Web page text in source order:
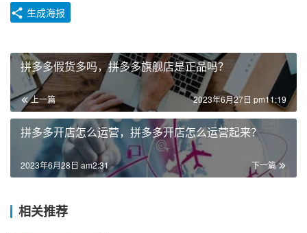
生成海报
拼多多假货多吗，拼多多旗舰店是正品吗？
上一篇 2023年6月27日 pm11:19
拼多多开店怎么运营，拼多多开店怎么运营起来？
下一篇
2023年6月28日 am2:31
相关推荐